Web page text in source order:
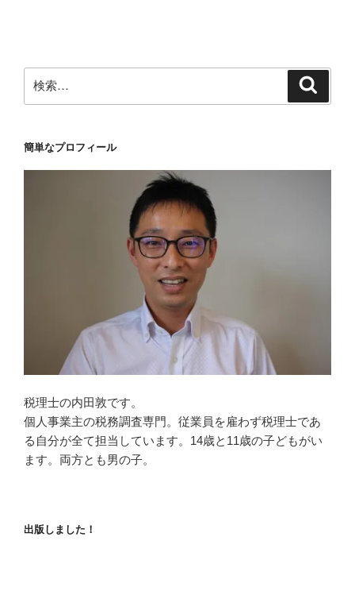
ン
索:
簡単なプロフィール
税理士の内田敦です。
個人事業主の税務調査専門。従業員を雇わず税理士であ
る自分が全て担当しています。14歳と11歳の子どもがい
ます。両方とも男の子。
出版しました！